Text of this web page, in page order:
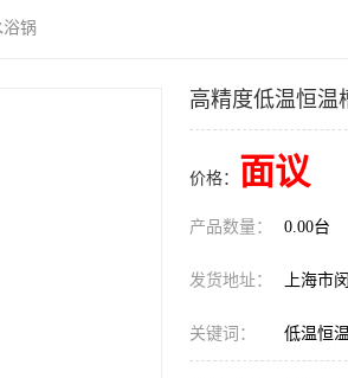
锅
高精度低温恒温
价格： 面议
产品数量： 0.00台
发货地址： 上海市
关键词： 低温恒